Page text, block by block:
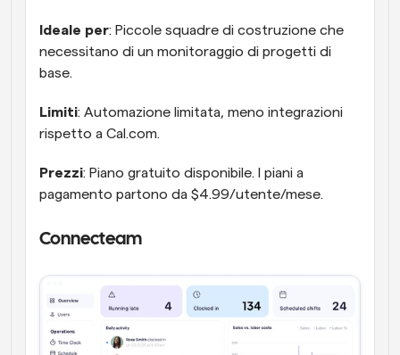
Ideale per: Piccole squadre di costruzione che
necessitano di un monitoraggio di progetti di
base.
Limiti: Automazione limitata, meno integrazioni
rispetto a Cal.com.
Prezzi: Piano gratuito disponibile. I piani a
pagamento partono da $4.99/utente/mese.
Connecteam